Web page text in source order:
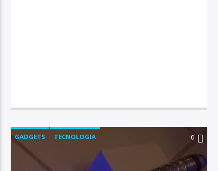
GADGETS TECNOLOGIA 0